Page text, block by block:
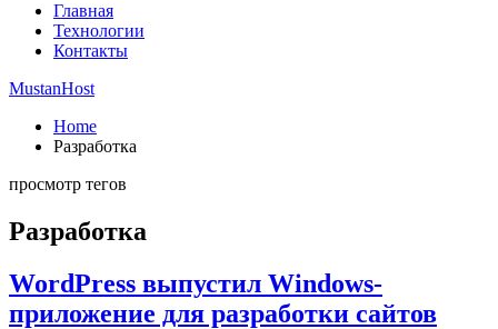
Главная
Технологии
Контакты
MustanHost
Home
Разработка
просмотр тегов
Разработка
WordPress выпустил Windows-
приложение для разработки сайтов